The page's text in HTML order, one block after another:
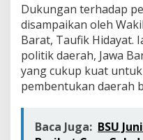
Dukungan terhadap
disampaikan oleh
Barat, Taufik Hidayat.
politik daerah, Jawa
yang cukup kuat
pembentukan daerah
Baca Juga: BSU